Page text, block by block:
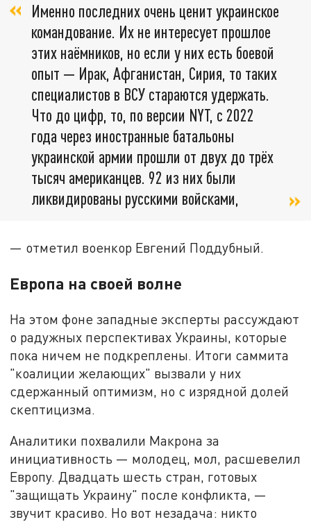
Именно последних очень ценит украинское
командование. Их не интересует прошлое
этих наёмников, но если у них есть боевой
опыт — Ирак, Афганистан, Сирия, то таких
специалистов в ВСУ стараются удержать.
Что до цифр, то, по версии NYT, с 2022
года через иностранные батальоны
украинской армии прошли от двух до трёх
тысяч американцев. 92 из них были
ликвидированы русскими войсками,
— отметил военкор Евгений Поддубный.
Европа на своей волне
На этом фоне западные эксперты рассуждают
о радужных перспективах Украины, которые
пока ничем не подкреплены. Итоги саммита
"коалиции желающих" вызвали у них
сдержанный оптимизм, но с изрядной долей
скептицизма.
Аналитики похвалили Макрона за
инициативность — молодец, мол, расшевелил
Европу. Двадцать шесть стран, готовых
"защищать Украину" после конфликта, —
звучит красиво. Но вот незадача: никто